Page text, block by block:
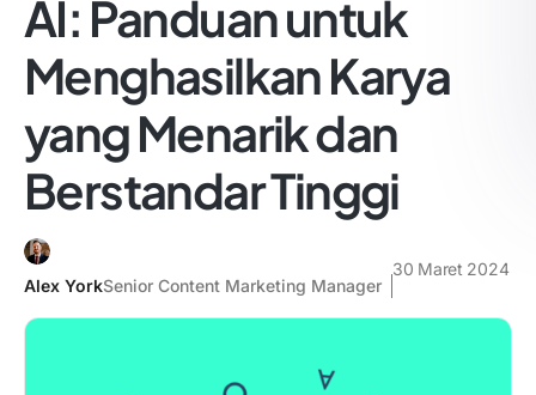
AI: Panduan untuk
Menghasilkan Karya
yang Menarik dan
Berstandar Tinggi
Alex YorkSenior Content Marketing Manager
30 Maret 2024